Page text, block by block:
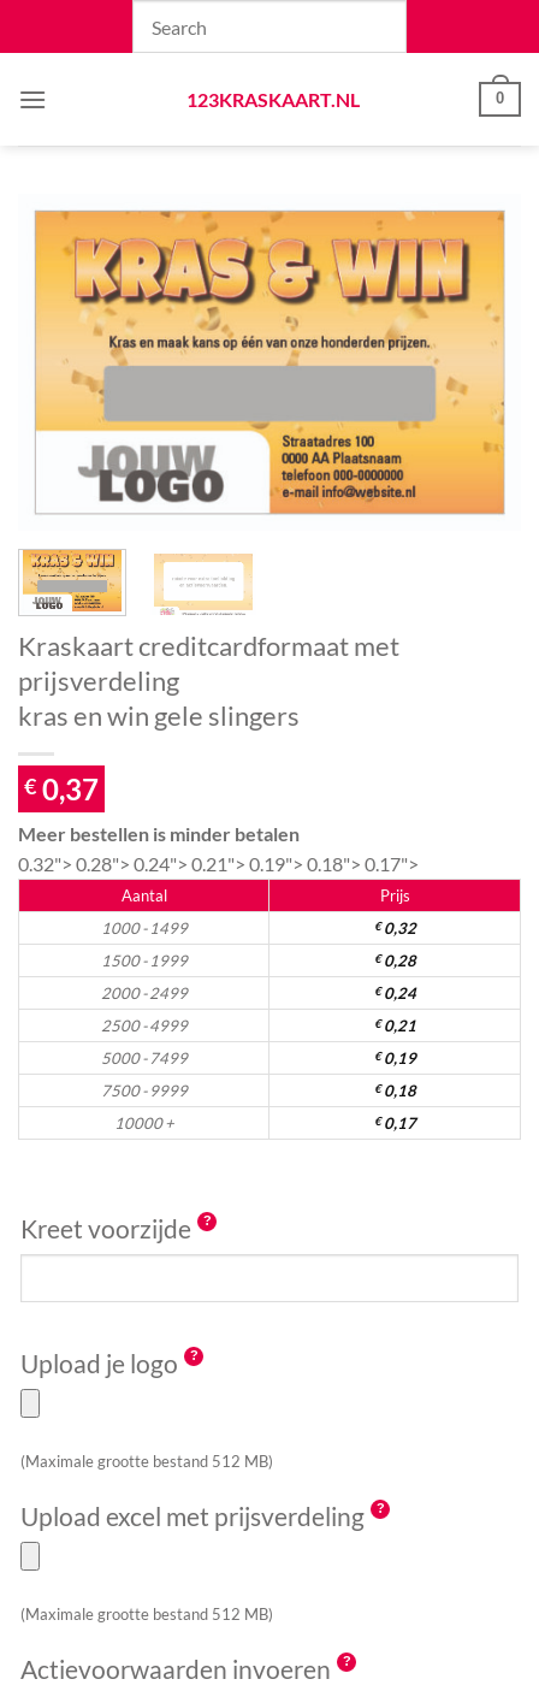
123KRASKAART.NL
0
Kraskaart creditcardformaat met
prijsverdeling
kras en win gele slingers
€ 0,37
Meer bestellen is minder betalen
0.32"> 0.28"> 0.24"> 0.21"> 0.19"> 0.18"> 0.17">
Aantal
Prijs
1000 - 1499
€0,32
1500 - 1999
€0,28
2000 - 2499
€0,24
2500 - 4999
€0,21
5000 - 7499
€0,19
7500 - 9999
€0,18
10000 +
€0,17
Kreet voorzijde
Upload je logo
(Maximale grootte bestand 512 MB)
Upload excel met prijsverdeling
(Maximale grootte bestand 512 MB)
Actievoorwaarden invoeren